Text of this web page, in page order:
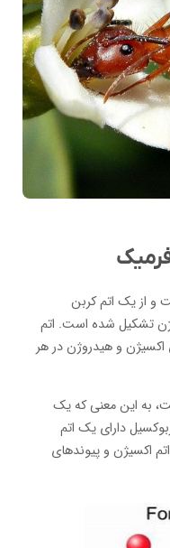
و از یک اتم کربن
تشکیل شده است. اتم
اکسیژن و هیدروژن در هر
به این معنی که یک
دارای یک اتم
اکسیژن و پیوندهای